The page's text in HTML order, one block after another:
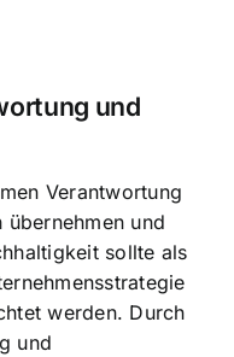
und
Verantwortung
und
sollte als
werden. Durch
und